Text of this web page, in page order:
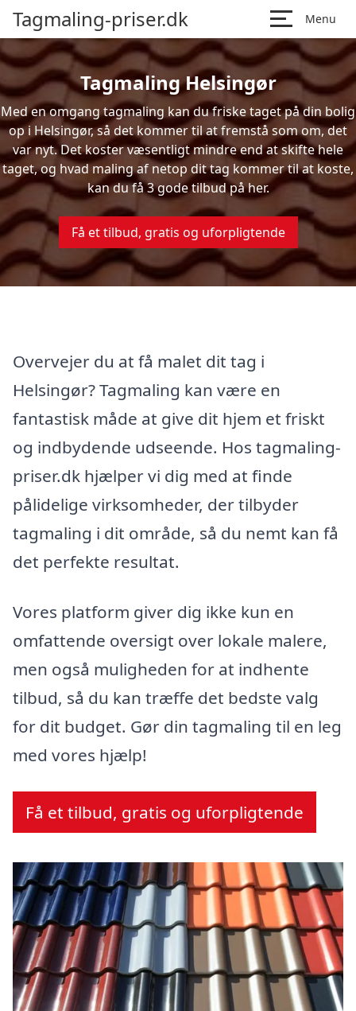
Tagmaling-priser.dk Menu
Tagmaling Helsingør
Med en omgang tagmaling kan du friske taget på din bolig
op i Helsingør, så det kommer til at fremstå som om, det
var nyt. Det koster væsentligt mindre end at skifte hele
taget, og hvad maling af netop dit tag kommer til at koste,
kan du få 3 gode tilbud på her.
Få et tilbud, gratis og uforpligtende
Overvejer du at få malet dit tag i
Helsingør? Tagmaling kan være en
fantastisk måde at give dit hjem et friskt
og indbydende udseende. Hos tagmaling-
priser.dk hjælper vi dig med at finde
pålidelige virksomheder, der tilbyder
tagmaling i dit område, så du nemt kan få
det perfekte resultat.
Vores platform giver dig ikke kun en
omfattende oversigt over lokale malere,
men også muligheden for at indhente
tilbud, så du kan træffe det bedste valg
for dit budget. Gør din tagmaling til en leg
med vores hjælp!
Få et tilbud, gratis og uforpligtende